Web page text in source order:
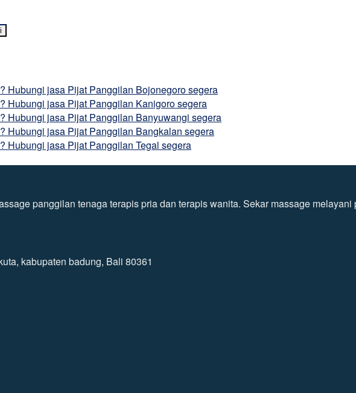
Hubungi jasa Pijat Panggilan Bojonegoro segera
Hubungi jasa Pijat Panggilan Kanigoro segera
Hubungi jasa Pijat Panggilan Banyuwangi segera
Hubungi jasa Pijat Panggilan Bangkalan segera
Hubungi jasa Pijat Panggilan Tegal segera
panggilan tenaga terapis pria dan terapis wanita. Sekar massage
kabupaten badung, Bali 80361